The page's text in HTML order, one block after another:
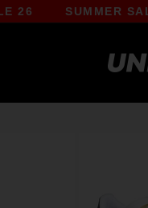
SUMMER SALE 26